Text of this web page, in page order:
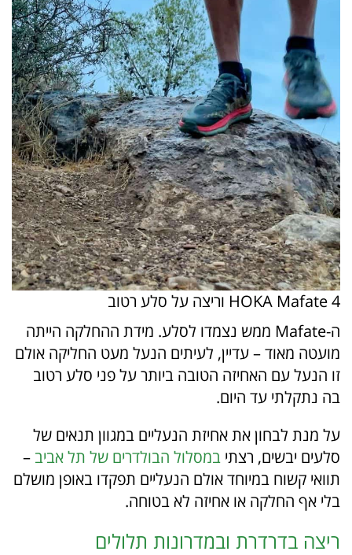
HOKA Mafate 4 וריצה על סלע רטוב
ה-Mafate ממש נצמדו לסלע. מידת ההחלקה הייתה
מועטה מאוד – עדיין, לעיתים הנעל מעט החליקה אולם
זו הנעל עם האחיזה הטובה ביותר על פני סלע רטוב
בה נתקלתי עד היום.
על מנת לבחון את אחיזת הנעליים במגוון תנאים של
סלעים יבשים, רצתי במסלול הבולדרים של תל אביב –
תוואי קשוח במיוחד אולם הנעליים תפקדו באופן מושלם
בלי אף החלקה או אחיזה לא בטוחה.
ריצה בדרדרת ובמדרונות תלולים